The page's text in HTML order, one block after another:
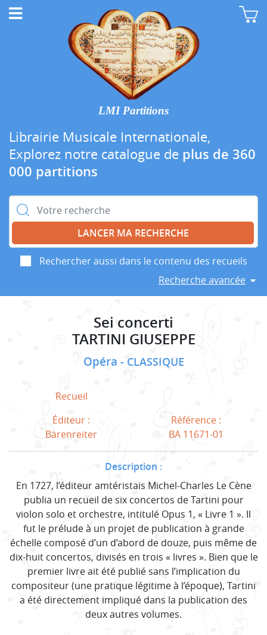
LMI Partitions
Librairie Musicale Internationale,
Explorez notre catalogue de plus de 360
000 partitions
Rechercher :
Rechercher aussi dans le contenu des recueils
Recherche avancée
Sei concerti
TARTINI GIUSEPPE
Opéra CLASSIQUE
Recueil
Éditeur :
Bärenreiter
Référence :
BA 11671-01
Description :
En 1727, l’éditeur amtéristais Michel-Charles Le Cène
publia un recueil de six concertos de Tartini pour
violon solo et orchestre, intitulé Opus 1, « Livre 1 ». Il
fut le prélude à un projet de publication à grande
échelle composé d’un d’abord de douze, puis même de
dix-huit concertos, divisés en trois « livres ». Bien que le
premier livre ait été publié sans l’implication du
compositeur (une pratique légitime à l’époque), Tartini
a été directement impliqué dans la publication des
deux autres volumes.